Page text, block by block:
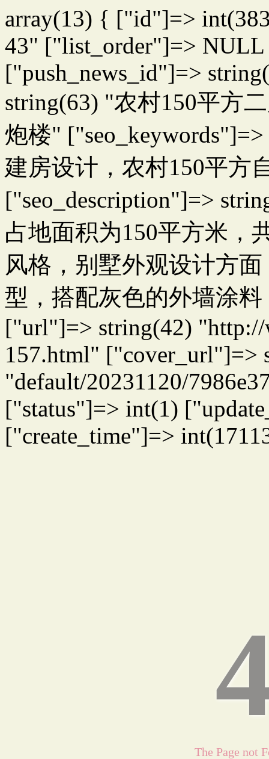
array(13) { ["id"]=>
43" ["list_order"]=>
["push_news_id"]=>
string(63) "农村150平方
炮楼"
建房设计，农村150平方
["seo_description"]=>
占地面积为150平方米，
风格，别墅外观设计方
型，搭配灰色的外墙涂
["url"]=> string(42) "http://
157.html" ["cover_url"]=>
"default/20231120/
["status"]=> int(1)
["create_time"]=>
The Page not